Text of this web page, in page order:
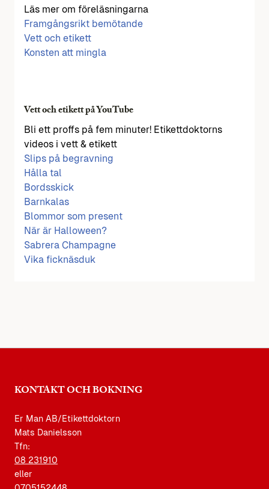
Läs mer om föreläsningarna
Framgångsrikt bemötande
Vett och etikett
Konsten att mingla
Vett och etikett på YouTube
Bli ett proffs på fem minuter! Etikettdoktorns
videos i vett & etikett
Slips på begravning
Hålla tal
Bordsskick
Barnkalas
Blommor som present
När är Halloween?
Sabrera Champagne
Vika ficknäsduk
KONTAKT OCH BOKNING
Er Man AB/Etikettdoktorn
Mats Danielsson
Tfn:
08 231910
eller